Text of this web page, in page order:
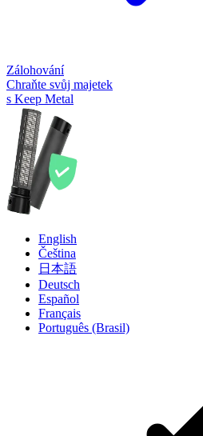
Zálohování
Chraňte svůj majetek
s Keep Metal
English
Čeština
日本語
Deutsch
Español
Français
Português (Brasil)